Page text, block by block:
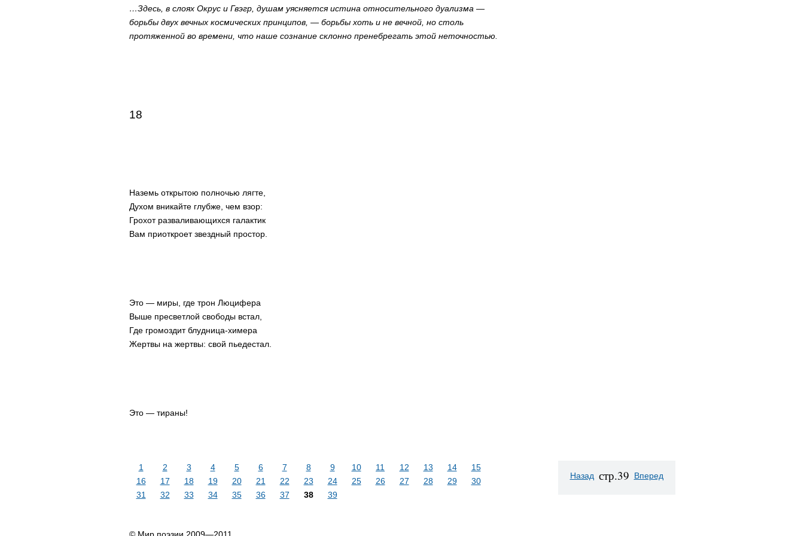
…Здесь, в слоях Окрус и Гвэгр, душам уясняется истина относительного дуализма —
борьбы двух вечных космических принципов, — борьбы хоть и не вечной, но столь
протяженной во времени, что наше сознание склонно пренебрегать этой неточностью.
18
Наземь открытою полночью лягте,
Духом вникайте глубже, чем взор:
Грохот разваливающихся галактик
Вам приоткроет звездный простор.
Это — миры, где трон Люцифера
Выше пресветлой свободы встал,
Где громоздит блудница-химера
Жертвы на жертвы: свой пьедестал.
Это — тираны!
1 2 3 4 5 6 7 8 9 10 11 12 13 14
15
16
17 18 19 20 21 22 23 24 25 26 27 28 29
30
31
32 33 34 35 36 37 38 39
Назад стр.39 Вперед